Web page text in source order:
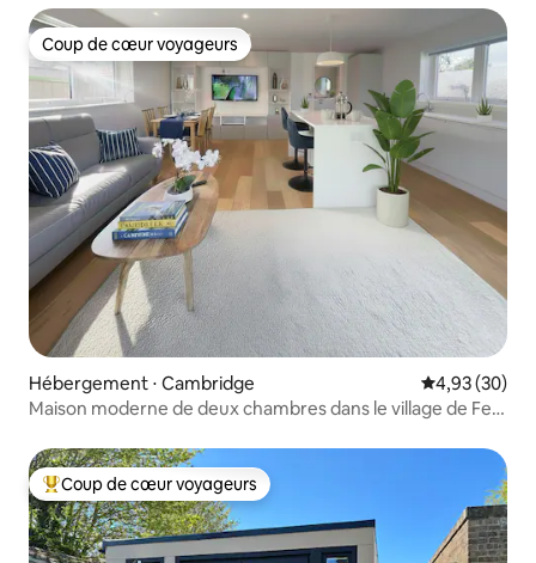
Coup de cœur voyageurs
Coup de cœur voyageurs
Hébergement ⋅ Cambridge Évaluation
4,93 (30)
Maison moderne de deux chambres dans le village de Fen
Coups de cœur voyageurs les plus appréciés
Coup de cœur voyageurs